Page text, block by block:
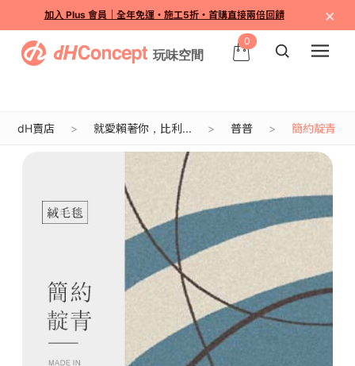
加入 Plus 會員｜全年免運・施工5折・首購直接兩倍回饋 ×
0
dH賣店 就愛賴著你，比利... 普普 簡約靛青